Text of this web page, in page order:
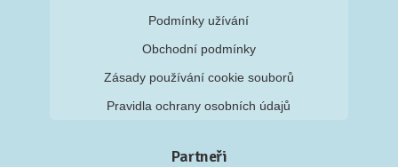
Podmínky užívání
Obchodní podmínky
Zásady používání cookie souborů
Pravidla ochrany osobních údajů
Partneři